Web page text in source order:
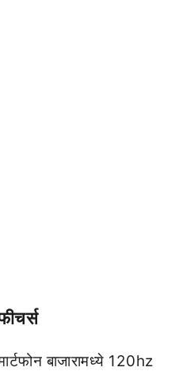
बाजारामध्ये 120hz